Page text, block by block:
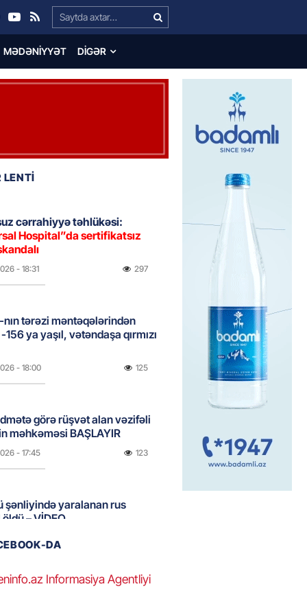
Search…
MƏDƏNIYYƏT DIGƏR
cərrahiyyə təhlükəsi:
Hospital”da sertifikatsız
- 18:31 297
nın tərəzi məntəqələrindən
ya yaşıl, vətəndaşa qırmızı
- 18:00 125
görə rüşvət alan vəzifəli
məhkəməsi BAŞLAYIR
- 17:45 123
şənliyində yaralanan rus
– VİDEO
qadının milyonluq mirası ilə
DA
Informasiya Agentliyi